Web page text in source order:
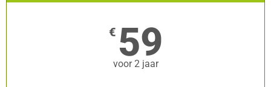
€ 59
voor 2 jaar